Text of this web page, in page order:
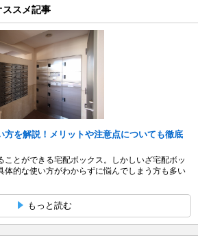
スメ記事
方を解説！メリットや注意点についても徹底
ことができる宅配ボックス。しかしいざ宅配ボッ
体的な使い方がわからずに悩んでしまう方も多い
もっと読む